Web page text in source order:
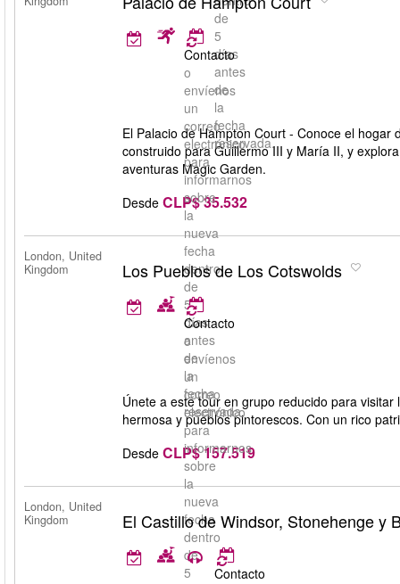
de
5
días
antes
de
la
fecha
reservada.
Contacto
o
envíenos
un
correo
electrónico
para
informarnos
sobre
la
nueva
fecha
dentro
de
5
días
antes
de
la
fecha
reservada.
El Palacio de Hampton Court - Conoce el
construido para Guillermo III y María II, y
aventuras Magic Garden.
Desde CLP$ 35.532
London, United
Kingdom
Los Pueblos de Los Cotswolds
Contacto
o
envíenos
un
correo
electrónico
para
informarnos
sobre
la
nueva
fecha
dentro
de
5
Únete a este tour en grupo reducido para
hermosa y pueblos pintorescos. Con un rico
Desde CLP$ 157.519
London, United
Kingdom
El Castillo de Windsor, Stonehenge y
Contacto